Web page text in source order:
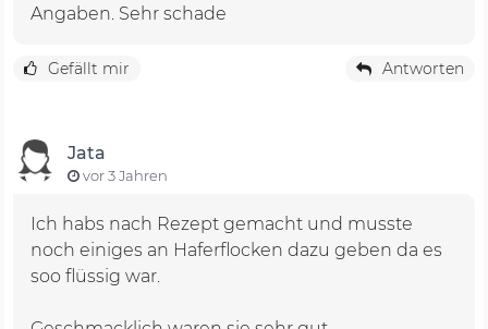
Angaben. Sehr schade
Gefällt mir Antworten
Jata
vor 3 Jahren
Ich habs nach Rezept gemacht und musste
noch einiges an Haferflocken dazu geben da es
soo flüssig war.